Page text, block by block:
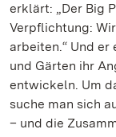
erklärt: „Der Big
Verpflichtung:
arbeiten.“ Und
und Gärten ihr
entwickeln. Um
suche man sich
– und die